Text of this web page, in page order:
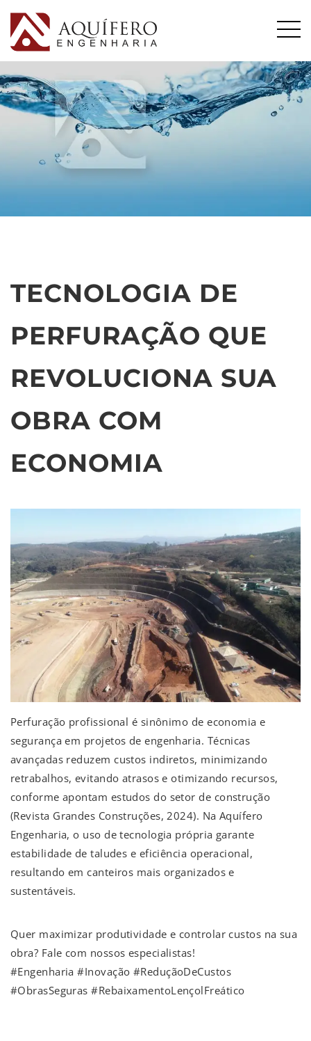
TECNOLOGIA DE
PERFURAÇÃO QUE
REVOLUCIONA SUA
OBRA COM
ECONOMIA
Perfuração profissional é sinônimo de economia e
segurança em projetos de engenharia. Técnicas
avançadas reduzem custos indiretos, minimizando
retrabalhos, evitando atrasos e otimizando recursos,
conforme apontam estudos do setor de construção
(Revista Grandes Construções, 2024). Na Aquífero
Engenharia, o uso de tecnologia própria garante
estabilidade de taludes e eficiência operacional,
resultando em canteiros mais organizados e
sustentáveis.
Quer maximizar produtividade e controlar custos na sua
obra? Fale com nossos especialistas!
#Engenharia #Inovação #ReduçãoDeCustos
#ObrasSeguras #RebaixamentoLençolFreático